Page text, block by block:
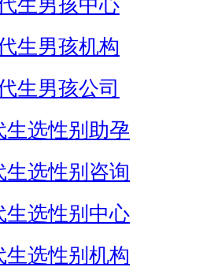
生男孩中心
生男孩机构
生男孩公司
生选性别助孕
生选性别咨询
生选性别中心
生选性别机构